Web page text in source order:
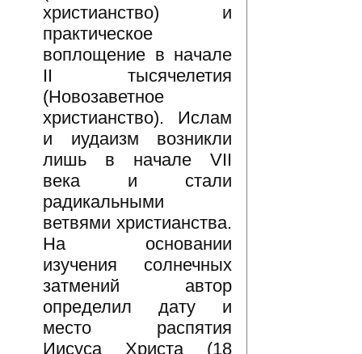
христианство) и
практическое
воплощение в начале
II тысячелетия
(Новозаветное
христианство). Ислам
и иудаизм возникли
лишь в начале VII
века и стали
радикальными
ветвями христианства.
На основании
изучения солнечных
затмений автор
определил дату и
место распятия
Иисуса Христа (18